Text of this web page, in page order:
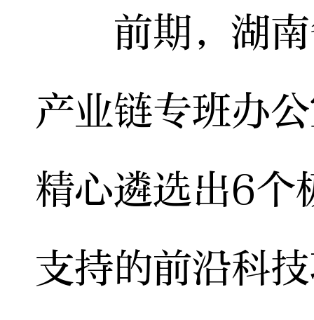
前期，湖南
产业链专班办
精心遴选出6个
支持的前沿科